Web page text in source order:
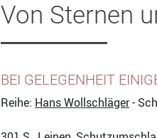
Von Sternen
BEI GELEGENHEIT
Reihe: Hans Wollschläger-